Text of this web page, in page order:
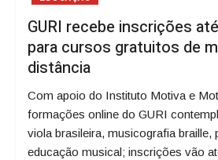
GURI recebe inscrições
para cursos gratuitos de
distância
Com apoio do Instituto Motiva e
formações online do GURI
viola brasileira, musicografia braille,
educação musical; inscrições vão